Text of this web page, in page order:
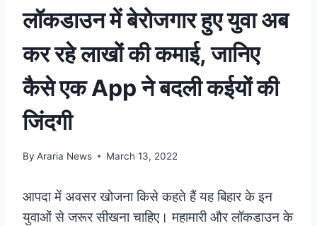
लॉकडाउन में बेरोजगार हुए युवा अब
कर रहे लाखों की कमाई, जानिए
कैसे एक App ने बदली कईयों की
जिंदगी
By Araria News March 13, 2022
आपदा में अवसर खोजना किसे कहते हैं यह बिहार के इन
युवाओं से जरूर सीखना चाहिए। महामारी और लॉकडाउन के